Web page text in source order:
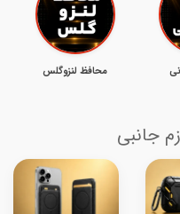
محافظ لنزوگلس
جانبی